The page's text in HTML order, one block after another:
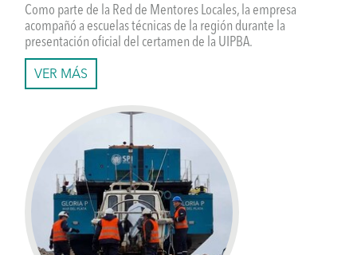
Como parte de la Red de Mentores Locales, la empresa
acompañó a escuelas técnicas de la región durante la
presentación oficial del certamen de la UIPBA.
VER MÁS